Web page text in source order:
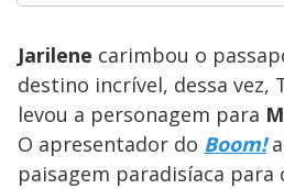
Jarilene carimbou o
destino incrível, dessa vez,
levou a personagem para
O apresentador do Boom!
paisagem paradisíaca para